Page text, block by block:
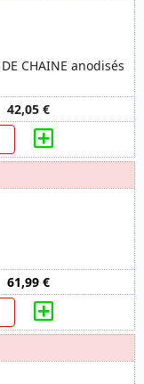
CHAINE anodisés
42,05 €
61,99 €